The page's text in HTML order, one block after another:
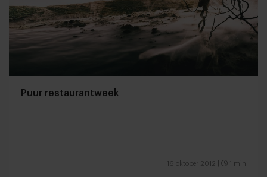
Puur restaurantweek
16 oktober 2012 1 min